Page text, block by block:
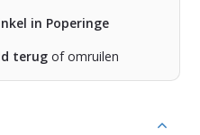
in Poperinge
terug of omruilen